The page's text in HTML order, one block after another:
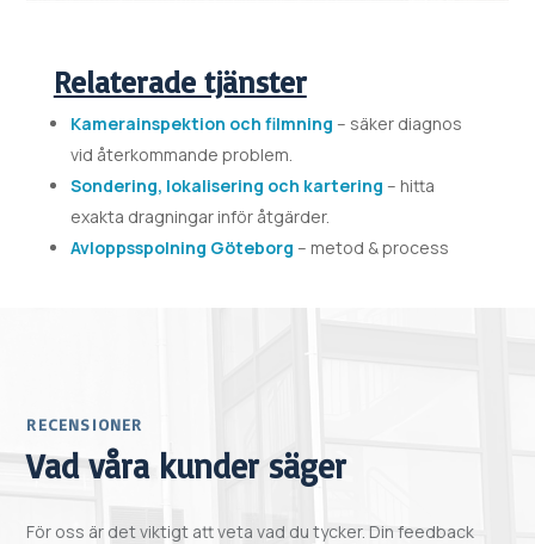
Relaterade tjänster
Kamerainspektion och filmning – säker diagnos
vid återkommande problem.
Sondering, lokalisering och kartering – hitta
exakta dragningar inför åtgärder.
Avloppsspolning Göteborg – metod & process
RECENSIONER
Vad våra kunder säger
För oss är det viktigt att veta vad du tycker. Din feedback